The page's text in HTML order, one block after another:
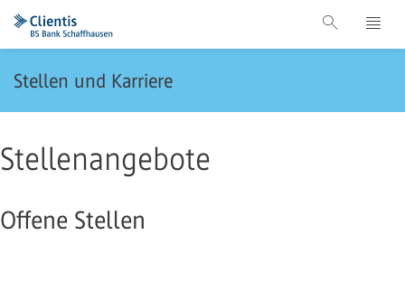
Stellen und Karriere
Stellenangebote
Offene Stellen